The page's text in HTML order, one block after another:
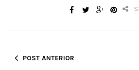
POST ANTERIOR